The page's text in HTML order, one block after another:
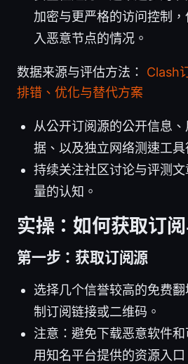
加密与更严格的访问控制
入恶意节点的情况。
数据来源与评估方法： Clash
排错、优化与替代方案
从公开订阅源的公开信息
据、以及独立网络测速工具
持续关注社区讨论与评测
量的认知。
实操：如何获取订
第一步：获取订阅源
选择几个信誉较高的免费
制订阅链接或二维码。
注意：避免下载恶意软件
用知名平台提供的资源入口